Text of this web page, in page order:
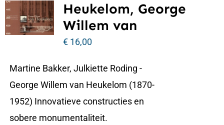
Heukelom, George
Willem van
€16,00
Martine Bakker, Julkiette Roding -
George Willem van Heukelom (1870-
1952) Innovatieve constructies en
sobere monumentaliteit.